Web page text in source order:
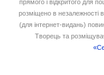
прямого і відкритого для
розміщено в незалежності
(для інтернет-видань)
Творець та